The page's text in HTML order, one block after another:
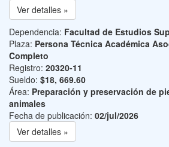
Ver detalles »
Dependencia: Facultad de Estudios
Plaza: Persona Técnica Académica
Completo
Registro: 20320-11
Sueldo: $18, 669.60
Área: Preparación y preservación de
animales
Fecha de publicación: 02/jul/2026
Ver detalles »